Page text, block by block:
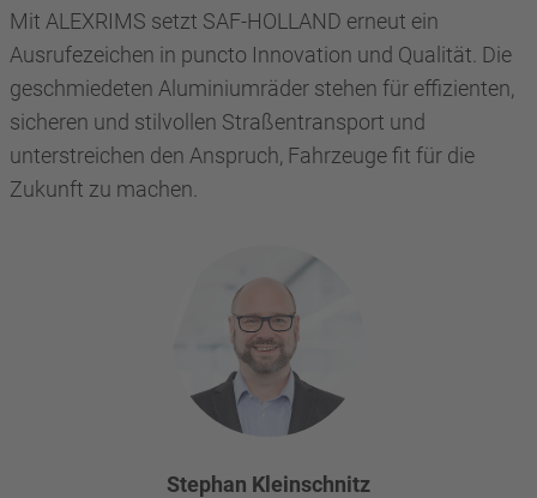
Mit ALEXRIMS setzt SAF-HOLLAND erneut ein
Ausrufezeichen in puncto Innovation und Qualität. Die
geschmiedeten Aluminiumräder stehen für effizienten,
sicheren und stilvollen Straßentransport und
unterstreichen den Anspruch, Fahrzeuge fit für die
Zukunft zu machen.
Stephan Kleinschnitz